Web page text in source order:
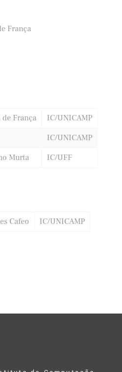
França
França
IC/UNICAMP
IC/UNICAMP
Murta
IC/UFF
Cafeo IC/UNICAMP